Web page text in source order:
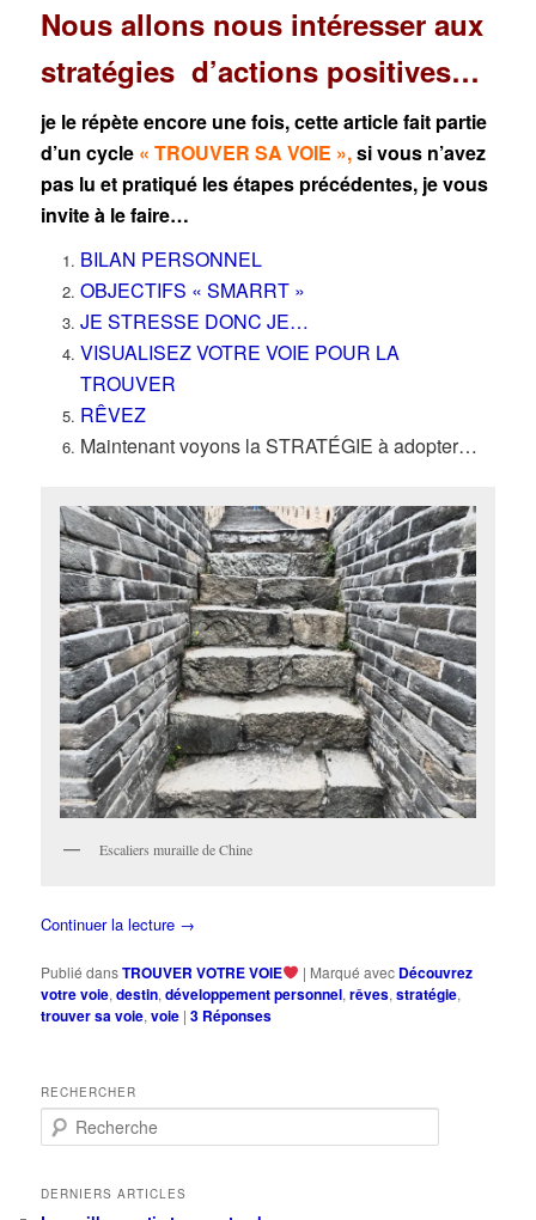
Nous allons nous intéresser aux
stratégies d’actions positives…
je le répète encore une fois, cette article fait partie
d’un cycle « TROUVER SA VOIE »,si vous n’avez
pas lu et pratiqué les étapes précédentes, je vous
invite à le faire…
BILAN PERSONNEL
OBJECTIFS « SMARRT »
JE STRESSE DONC JE…
VISUALISEZ VOTRE VOIE POUR LA
TROUVER
RÊVEZ
Maintenant voyons la STRATÉGIE à adopter…
Escaliers muraille de Chine
Continuer la lecture →
Publié dansTROUVER VOTRE VOIE | Marqué avec Découvrez
votre voie,destin,développement personnel,rêves,stratégie,
trouver sa voie,voie |3 Réponses
RECHERCHER
e
h
DERNIERS ARTICLES